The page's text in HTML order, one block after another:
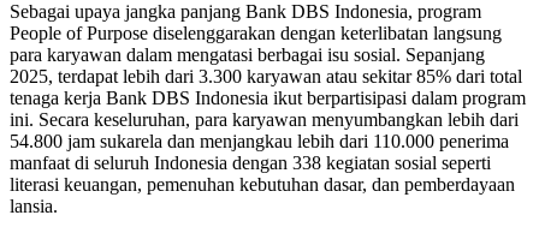
Sebagai upaya jangka panjang Bank DBS Indonesia, program
People of Purpose diselenggarakan dengan keterlibatan langsung
para karyawan dalam mengatasi berbagai isu sosial. Sepanjang
2025, terdapat lebih dari 3.300 karyawan atau sekitar 85% dari total
tenaga kerja Bank DBS Indonesia ikut berpartisipasi dalam program
ini. Secara keseluruhan, para karyawan menyumbangkan lebih dari
54.800 jam sukarela dan menjangkau lebih dari 110.000 penerima
manfaat di seluruh Indonesia dengan 338 kegiatan sosial seperti
literasi keuangan, pemenuhan kebutuhan dasar, dan pemberdayaan
lansia.